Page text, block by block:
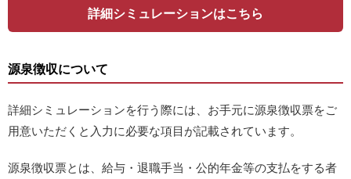
詳細シミュレーションはこちら
源泉徴収について
詳細シミュレーションを行う際には、お手元に源泉徴収票をご
用意いただくと入力に必要な項目が記載されています。
源泉徴収票とは、給与・退職手当・公的年金等の支払をする者